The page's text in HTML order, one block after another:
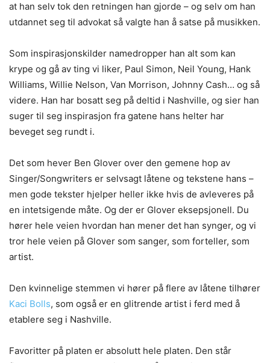
at han selv tok den retningen han gjorde – og selv om han
utdannet seg til advokat så valgte han å satse på musikken.
Som inspirasjonskilder namedropper han alt som kan
krype og gå av ting vi liker, Paul Simon, Neil Young, Hank
Williams, Willie Nelson, Van Morrison, Johnny Cash… og så
videre. Han har bosatt seg på deltid i Nashville, og sier han
suger til seg inspirasjon fra gatene hans helter har
beveget seg rundt i.
Det som hever Ben Glover over den gemene hop av
Singer/Songwriters er selvsagt låtene og tekstene hans –
men gode tekster hjelper heller ikke hvis de avleveres på
en intetsigende måte. Og der er Glover eksepsjonell. Du
hører hele veien hvordan han mener det han synger, og vi
tror hele veien på Glover som sanger, som forteller, som
artist.
Den kvinnelige stemmen vi hører på flere av låtene tilhører
Kaci Bolls, som også er en glitrende artist i ferd med å
etablere seg i Nashville.
Favoritter på platen er absolutt hele platen. Den står